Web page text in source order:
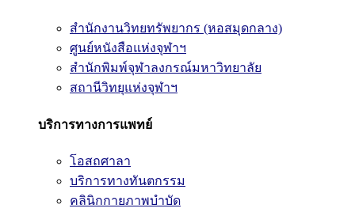
สำนักงานวิทยทรัพยากร (หอสมุดกลาง)
ศูนย์หนังสือแห่งจุฬาฯ
สำนักพิมพ์จุฬาลงกรณ์มหาวิทยาลัย
สถานีวิทยุแห่งจุฬาฯ
บริการทางการแพทย์
โอสถศาลา
บริการทางทันตกรรม
คลินิกกายภาพบำบัด